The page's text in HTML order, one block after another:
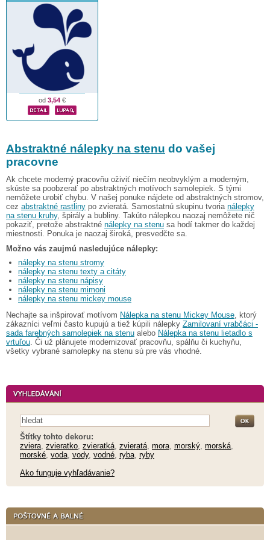
od 3,54 €
Abstraktné nálepky na stenu do vašej
pracovne
Ak chcete moderný pracovňu oživiť niečím neobvyklým a moderným,
skúste sa poobzerať po abstraktných motívoch samolepiek. S tými
nemôžete urobiť chybu. V našej ponuke nájdete od abstraktných stromov,
cez abstraktné rastliny po zvieratá. Samostatnú skupinu tvoria nálepky
na stenu kruhy, špirály a bubliny. Takúto nálepkou naozaj nemôžete nič
pokaziť, pretože abstraktné nálepky na stenu sa hodí takmer do každej
miestnosti. Ponuka je naozaj široká, presvedčte sa.
Možno vás zaujmú nasledujúce nálepky:
nálepky na stenu stromy
nálepky na stenu texty a citáty
nálepky na stenu nápisy
nálepky na stenu mimoni
nálepky na stenu mickey mouse
Nechajte sa inšpirovať motívom Nálepka na stenu Mickey Mouse , ktorý
zákazníci veľmi často kupujú a tiež kúpili nálepky Zamilovaní vrabčáci -
sada farebných samolepiek na stenu alebo Nálepka na stenu lietadlo s
vrtuľou . Či už plánujete modernizovať pracovňu, spálňu či kuchyňu,
všetky vybrané samolepky na stenu sú pre vás vhodné.
Štítky tohto dekoru:
zviera zvieratko zvieratká zvieratá mora morský morská
morské voda vody, vodné ryba ryby
Ako funguje vyhľadávanie?